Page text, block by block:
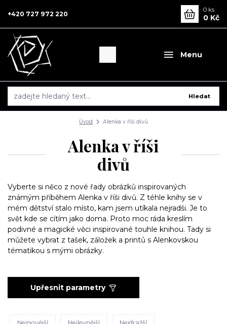
Menu
Hledat
+420 727 972 220
0 ks
0 Kč
Úvod Alenka v říši divů
Alenka v říši
divů
Vyberte si něco z nové řady obrázků inspirovaných
známým příběhem Alenka v říši divů. Z téhle knihy se v
mém dětství stalo místo, kam jsem utíkala nejradši. Je to
svět kde se cítím jako doma. Proto moc ráda kreslím
podivné a magické věci inspirované touhle knihou. Tady si
můžete vybrat z tašek, záložek a printů s Alenkovskou
tématikou s mými obrázky.
Upřesnit parametry